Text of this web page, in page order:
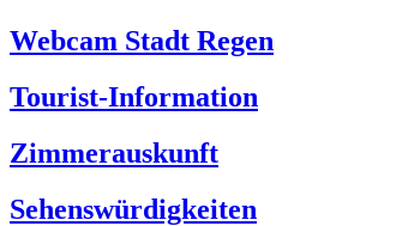
Webcam Stadt Regen
Tourist-Information
Zimmerauskunft
Sehenswürdigkeiten